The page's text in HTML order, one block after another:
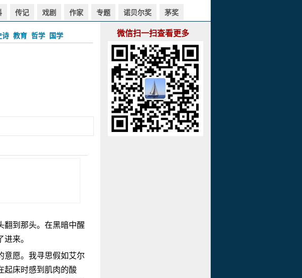
传记 戏剧 作家 专题 诺贝尔奖 茅奖
诗 教育 哲学 国学
到那头。在黑暗中醒
来。
愿。我寻思假如艾尔
起床时感到肌肉的酸
微信扫一扫查看更多